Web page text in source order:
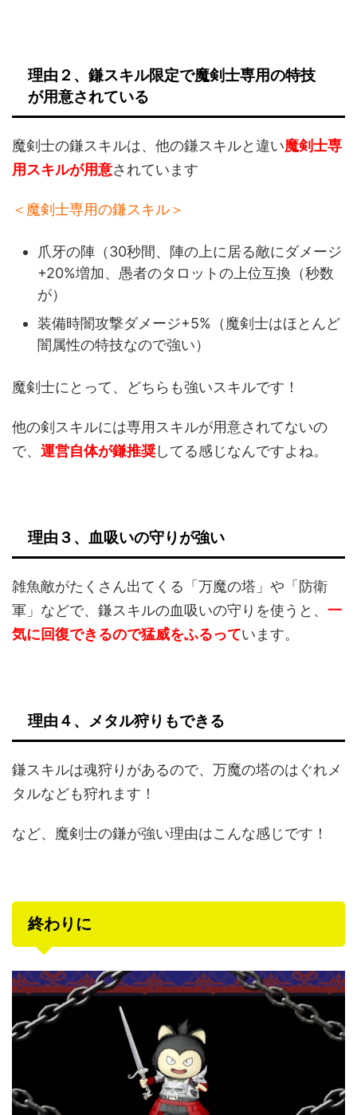
理由２、鎌スキル限定で魔剣士専用の特技
が用意されている
魔剣士の鎌スキルは、他の鎌スキルと違い魔剣士専
用スキルが用意されています
＜魔剣士専用の鎌スキル＞
爪牙の陣（30秒間、陣の上に居る敵にダメージ
+20%増加、愚者のタロットの上位互換（秒数
が）
装備時闇攻撃ダメージ+5%（魔剣士はほとんど
闇属性の特技なので強い）
魔剣士にとって、どちらも強いスキルです！
他の剣スキルには専用スキルが用意されてないの
で、 運営自体が鎌推奨してる感じなんですよね。
理由３、血吸いの守りが強い
雑魚敵がたくさん出てくる「万魔の塔」や「防衛
軍」などで、鎌スキルの血吸いの守りを使うと、 一
気に回復できるので猛威をふるっています。
理由４、メタル狩りもできる
鎌スキルは魂狩りがあるので、万魔の塔のはぐれメ
タルなども狩れます！
など、魔剣士の鎌が強い理由はこんな感じです！
終わりに